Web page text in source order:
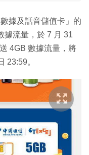
據及話音儲值卡」的
據流量，於 7 月 31
4GB 數據流量，將
23:59。